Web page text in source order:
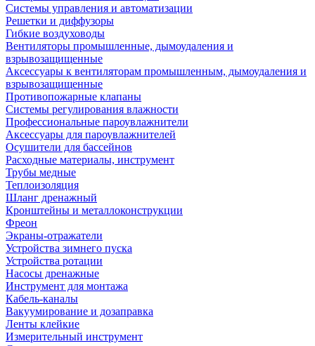
Системы управления и автоматизации
Решетки и диффузоры
Гибкие воздуховоды
Вентиляторы промышленные, дымоудаления и
взрывозащищенные
Аксессуары к вентиляторам промышленным, дымоудаления и
взрывозащищенные
Противопожарные клапаны
Системы регулирования влажности
Профессиональные пароувлажнители
Аксессуары для пароувлажнителей
Осушители для бассейнов
Расходные материалы, инструмент
Трубы медные
Теплоизоляция
Шланг дренажный
Кронштейны и металлоконструкции
Фреон
Экраны-отражатели
Устройства зимнего пуска
Устройства ротации
Насосы дренажные
Инструмент для монтажа
Кабель-каналы
Вакуумирование и дозаправка
Ленты клейкие
Измерительный инструмент